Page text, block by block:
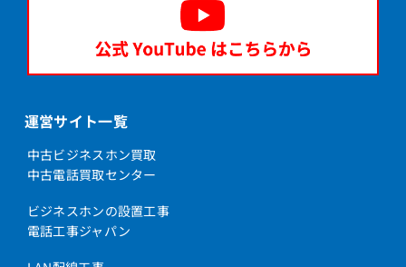
運営サイト一覧
中古ビジネスホン買取
中古電話買取センター
ビジネスホンの設置工事
電話工事ジャパン